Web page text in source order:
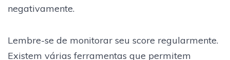
negativamente.
Lembre-se de monitorar seu score regularmente.
Existem várias ferramentas que permitem